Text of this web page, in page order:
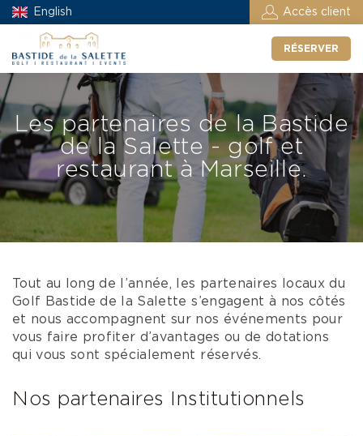
English Accès client
RÉSERVER
Les partenaires de la Bastide
de la Salette - golf et
restaurant à Marseille.
Tout au long de l’année, les partenaires locaux du
Golf Bastide de la Salette s’engagent à nos côtés
et nous accompagnent sur nos événements pour
vous faire profiter d’avantages ou de dotations
qui vous sont spécialement réservés.
Nos partenaires Institutionnels